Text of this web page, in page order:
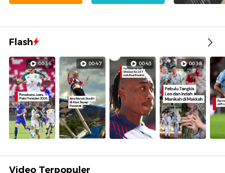
Flash
00:36 00:47 00:43 00:38
Video Terpopuler